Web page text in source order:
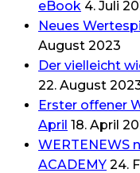
eBook 4. Juli
Neues
August 2023
Der vielleicht
22. August
Erster offener
April 18. April
WERTENEWS
ACADEMY 24.